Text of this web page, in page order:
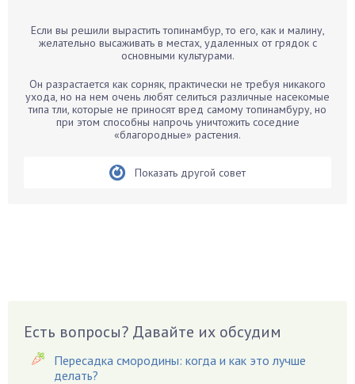
Бархатцы
Белые грибы
Бирючина
Бобовые
Вредители
Гардения
Гацания
Если вы решили вырастить топинамбур, то его, как и малину,
желательно высаживать в местах, удаленных от грядок с
основными культурами.
Он разрастается как сорняк, практически не требуя никакого
ухода, но на нем очень любят селиться различные насекомые
типа тли, которые не приносят вред самому топинамбуру, но
при этом способны напрочь уничтожить соседние
«благородные» растения.
Показать другой совет
Есть вопросы? Давайте их обсудим
Пересадка смородины: когда и как это лучше
делать?